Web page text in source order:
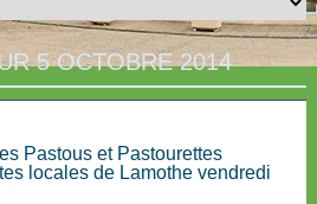
5 OCTOBRE 2014
Pastous et Pastourettes
locales de Lamothe vendredi